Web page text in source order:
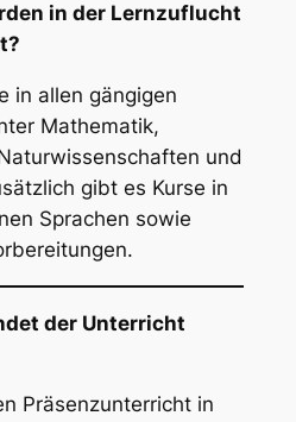
in der Lernzuflucht
in allen gängigen
Mathematik,
und
gibt es Kurse in
Sprachen sowie
der Unterricht
Präsenzunterricht in